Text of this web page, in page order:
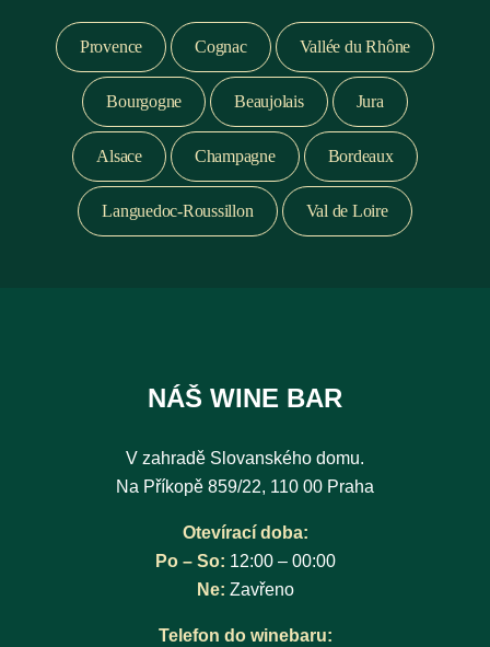
Provence Cognac Vallée du Rhône
Bourgogne Beaujolais Jura
Alsace Champagne Bordeaux
Languedoc-Roussillon Val de Loire
NÁŠ WINE BAR
V zahradě Slovanského domu.
Na Příkopě 859/22, 110 00 Praha
Otevírací doba:
Po – So: 12:00 – 00:00
Ne: Zavřeno
Telefon do winebaru: